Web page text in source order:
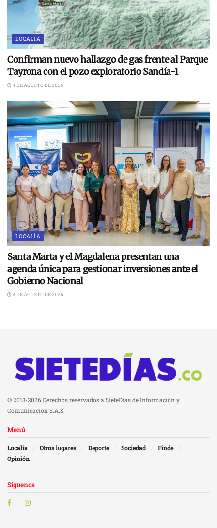
LOCALÍA
Confirman nuevo hallazgo de gas frente al Parque
Tayrona con el pozo exploratorio Sandía-1
4 DE AGOSTO DE 2026
LOCALÍA
Santa Marta y el Magdalena presentan una
agenda única para gestionar inversiones ante el
Gobierno Nacional
4 DE AGOSTO DE 2026
© 2013-2026 Derechos reservados a SieteDías de Información y
Comunicación S.A.S.
Menú
Localía Otros lugares Deporte Sociedad
Finde
Opinión
Síguenos